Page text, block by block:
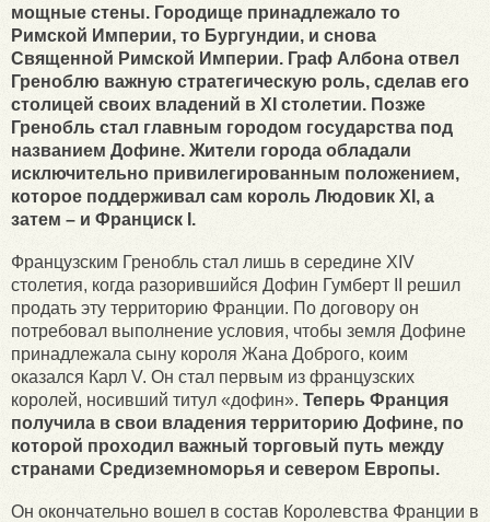
мощные стены. Городище принадлежало то
Римской Империи, то Бургундии, и снова
Священной Римской Империи. Граф Албона отвел
Греноблю важную стратегическую роль, сделав его
столицей своих владений в XI столетии. Позже
Гренобль стал главным городом государства под
названием Дофине. Жители города обладали
исключительно привилегированным положением,
которое поддерживал сам король Людовик XI, а
затем – и Франциск I.
Французским Гренобль стал лишь в середине XIV
столетия, когда разорившийся Дофин Гумберт II решил
продать эту территорию Франции. По договору он
потребовал выполнение условия, чтобы земля Дофине
принадлежала сыну короля Жана Доброго, коим
оказался Карл V. Он стал первым из французских
королей, носивший титул «дофин». Теперь Франция
получила в свои владения территорию Дофине, по
которой проходил важный торговый путь между
странами Средиземноморья и севером Европы.
Он окончательно вошел в состав Королевства Франции в